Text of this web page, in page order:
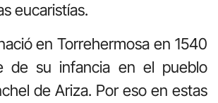
eucaristías.
en Torrehermosa en 1540
de su infancia en el pueblo
de Ariza. Por eso en estas